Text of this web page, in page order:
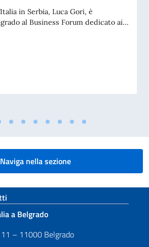
in Serbia, Luca Gori, è
al Business Forum dedicato ai...
D’ITALIA IN SERBIA, LUCA GORI,
Naviga nella sezione
a Belgrado
– 11000 Belgrado